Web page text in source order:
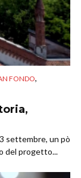
FONDO,
settembre, un pò
del progetto...